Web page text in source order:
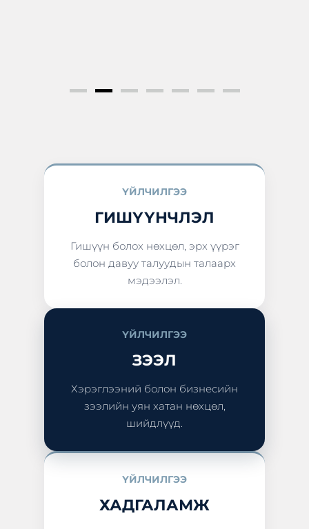
ҮЙЛЧИЛГЭЭ
ГИШҮҮНЧЛЭЛ
Гишүүн болох нөхцөл, эрх үүрэг
болон давуу талуудын талаарх
мэдээлэл.
ҮЙЛЧИЛГЭЭ
ЗЭЭЛ
Хэрэглээний болон бизнесийн
зээлийн уян хатан нөхцөл,
шийдлүүд.
ҮЙЛЧИЛГЭЭ
ХАДГАЛАМЖ